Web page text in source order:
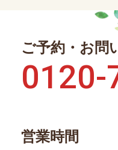
ご予約・お問
0120-
営業時間